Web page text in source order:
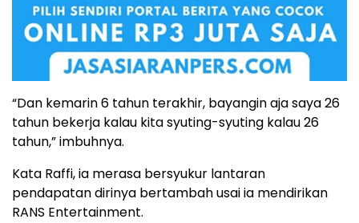
“Dan kemarin 6 tahun terakhir, bayangin aja saya 26
tahun bekerja kalau kita syuting-syuting kalau 26
tahun,” imbuhnya.
Kata Raffi, ia merasa bersyukur lantaran
pendapatan dirinya bertambah usai ia mendirikan
RANS Entertainment.